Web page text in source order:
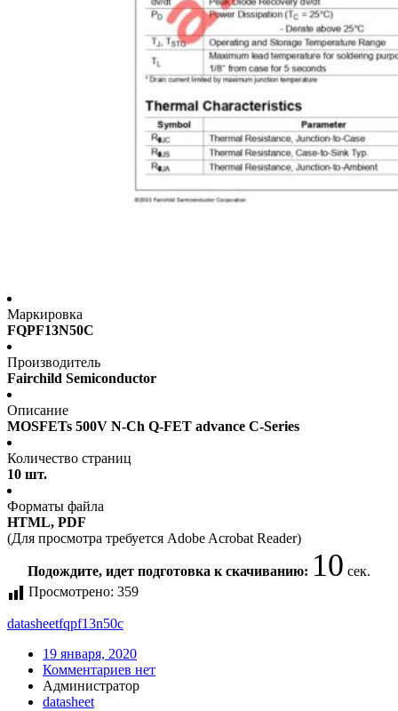
Маркировка
FQPF13N50C
Производитель
Fairchild Semiconductor
Описание
MOSFETs 500V N-Ch Q-FET advance C-Series
Количество страниц
10 шт.
Форматы файла
HTML, PDF
(Для просмотра требуется Adobe Acrobat Reader)
Подождите, идет подготовка к скачиванию: 10 сек.
Просмотрено: 359
datasheetfqpf13n50c
19 января, 2020
Комментариев нет
Администратор
datasheet